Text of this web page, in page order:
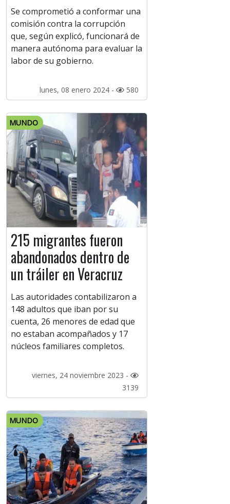
Se comprometió a conformar una
comisión contra la corrupción
que, según explicó, funcionará de
manera autónoma para evaluar la
labor de su gobierno.
lunes, 08 enero 2024 - 580
MUNDO
215 migrantes fueron
abandonados dentro de
un tráiler en Veracruz
Las autoridades contabilizaron a
148 adultos que iban por su
cuenta, 26 menores de edad que
no estaban acompañados y 17
núcleos familiares completos.
viernes, 24 noviembre 2023 -
3139
MUNDO